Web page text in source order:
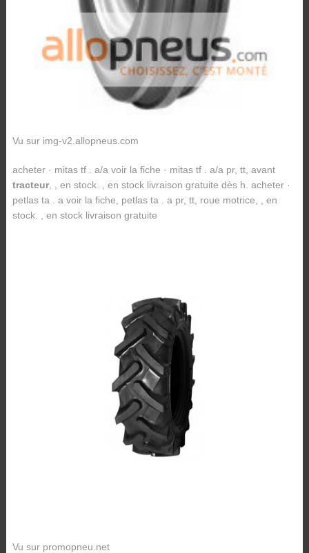
Vu sur img-v2.allopneus.com
acheter · mitas tf . a/a voir la fiche · mitas tf . a/a pr, tt, avant
tracteur, , en stock. , en stock livraison gratuite dès h. acheter ·
petlas ta . a voir la fiche, petlas ta . a pr, tt, roue motrice, , en
stock. , en stock livraison gratuite
Vu sur promopneu.net